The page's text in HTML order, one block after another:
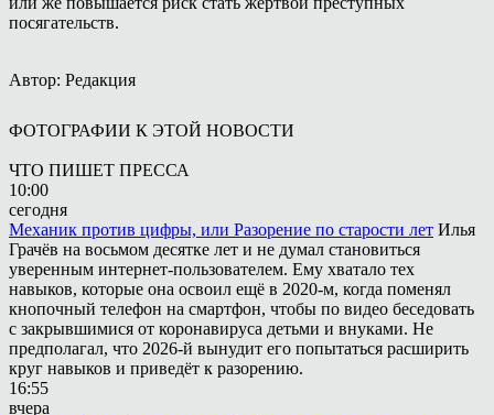
посягательств.
Автор: Редакция
ФОТОГРАФИИ К ЭТОЙ НОВОСТИ
ЧТО ПИШЕТ ПРЕССА
10:00
сегодня
Механик против цифры, или Разорение по старости лет Илья
Грачёв на восьмом десятке лет и не думал становиться
уверенным интернет-пользователем. Ему хватало тех
навыков, которые она освоил ещё в 2020-м, когда поменял
кнопочный телефон на смартфон, чтобы по видео беседовать
с закрывшимися от коронавируса детьми и внуками. Не
предполагал, что 2026-й вынудит его попытаться расширить
круг навыков и приведёт к разорению.
16:55
вчера